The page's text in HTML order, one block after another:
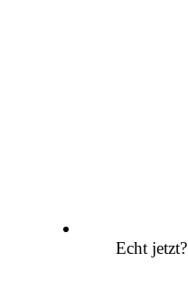
Echt jetzt?